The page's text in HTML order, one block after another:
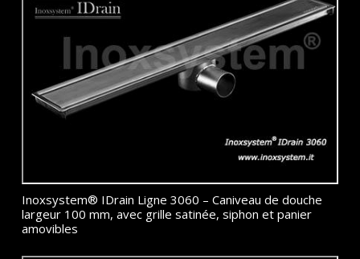
Inoxsystem® IDrain Ligne 3060 – Caniveau de douche
largeur 100 mm, avec grille satinée, siphon et panier
amovibles